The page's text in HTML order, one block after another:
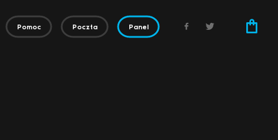
Pomoc Poczta Panel